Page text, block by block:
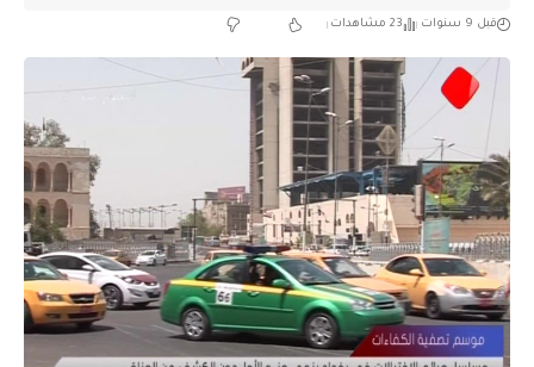
قبل 9 سنوات 23 مشاهدات